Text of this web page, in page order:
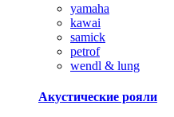
yamaha
kawai
samick
petrof
wendl & lung
Акустические рояли